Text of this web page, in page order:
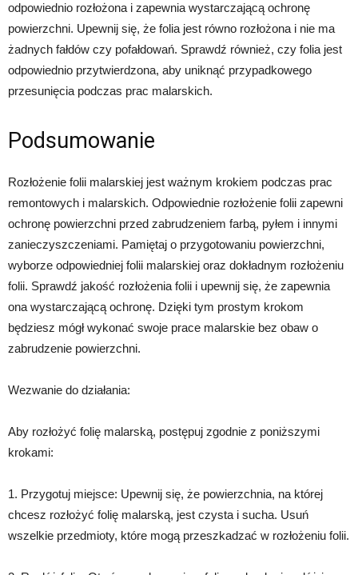
odpowiednio rozłożona i zapewnia wystarczającą ochronę
powierzchni. Upewnij się, że folia jest równo rozłożona i nie ma
żadnych fałdów czy pofałdowań. Sprawdź również, czy folia jest
odpowiednio przytwierdzona, aby uniknąć przypadkowego
przesunięcia podczas prac malarskich.
Podsumowanie
Rozłożenie folii malarskiej jest ważnym krokiem podczas prac
remontowych i malarskich. Odpowiednie rozłożenie folii zapewni
ochronę powierzchni przed zabrudzeniem farbą, pyłem i innymi
zanieczyszczeniami. Pamiętaj o przygotowaniu powierzchni,
wyborze odpowiedniej folii malarskiej oraz dokładnym rozłożeniu
folii. Sprawdź jakość rozłożenia folii i upewnij się, że zapewnia
ona wystarczającą ochronę. Dzięki tym prostym krokom
będziesz mógł wykonać swoje prace malarskie bez obaw o
zabrudzenie powierzchni.
Wezwanie do działania:
Aby rozłożyć folię malarską, postępuj zgodnie z poniższymi
krokami:
1. Przygotuj miejsce: Upewnij się, że powierzchnia, na której
chcesz rozłożyć folię malarską, jest czysta i sucha. Usuń
wszelkie przedmioty, które mogą przeszkadzać w rozłożeniu folii.